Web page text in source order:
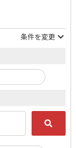
条件を変更